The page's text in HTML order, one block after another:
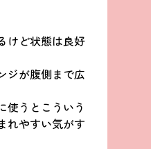
けど状態は良好
ジが腹側まで広
使うとこういう
れやすい気がす